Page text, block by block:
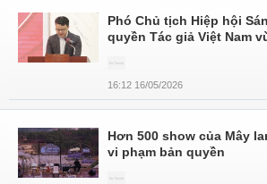
Phó Chủ tịch Hiệp hội
quyền Tác giả Việt Nam
16:12 16/05/2026
Hơn 500 show của Mây
vi phạm bản quyền